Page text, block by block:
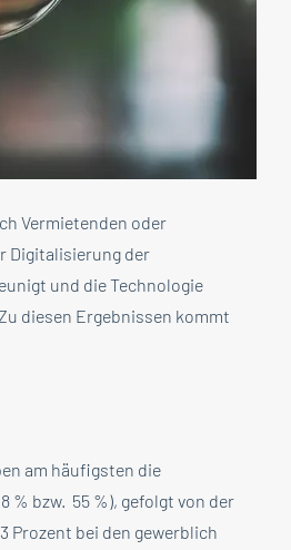
Vermietenden oder
Digitalisierung der
und die Technologie
diesen Ergebnissen kommt
am häufigsten die
% bzw. 55 %), gefolgt von der
Prozent bei den gewerblich